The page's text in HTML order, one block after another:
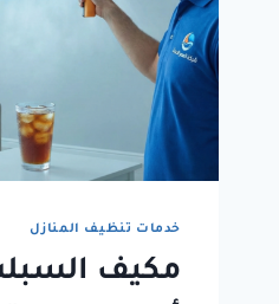
خدمات تنظيف المنازل